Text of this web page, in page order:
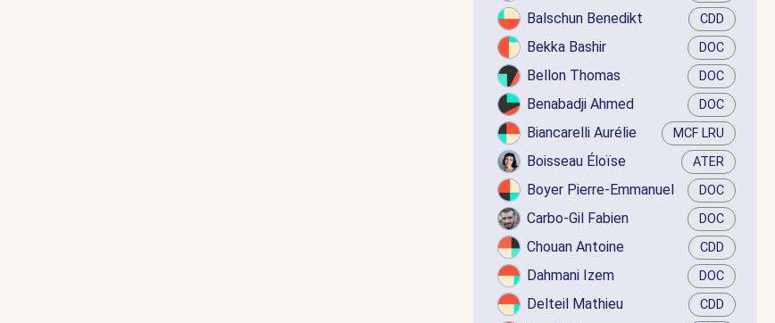
Balschun Benedikt CDD
Bekka Bashir DOC
Bellon Thomas DOC
Benabadji Ahmed DOC
Biancarelli Aurélie MCF LRU
Boisseau Éloïse ATER
Boyer Pierre-Emmanuel DOC
Carbo-Gil Fabien DOC
Chouan Antoine CDD
Dahmani Izem DOC
Delteil Mathieu CDD